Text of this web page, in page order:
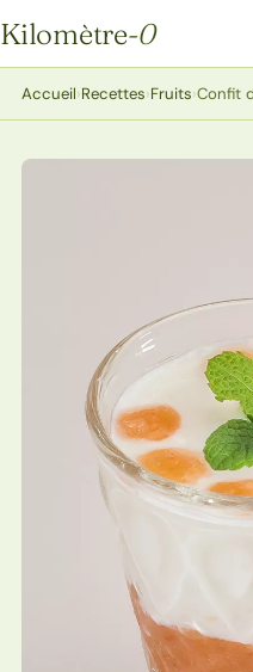
Kilomètre-0
Kilomètre-0
Accueil›Recettes›Fruits›Confit